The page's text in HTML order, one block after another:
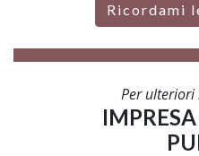
Ricordami
Per